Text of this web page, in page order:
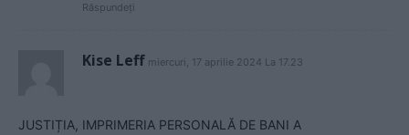
Răspundeți
Kise Leff miercuri, 17 aprilie 2024 La 17.23
JUSTIȚIA, IMPRIMERIA PERSONALĂ DE BANI A